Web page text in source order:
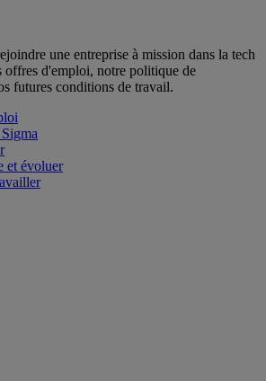
une entreprise à mission dans la tech
offres d'emploi, notre politique de
futures conditions de travail.
et évoluer